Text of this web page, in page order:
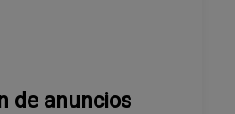
de anuncios